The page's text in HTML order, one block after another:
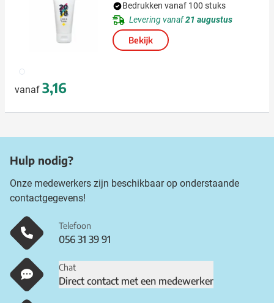
002
vanaf 3,16
Bedrukken vanaf 100 stuks
Levering vanaf21 augustus
Bekijk
Hulp nodig?
Onze medewerkers zijn beschikbaar op onderstaande
contactgegevens!
Telefoon
056 31 39 91
Chat
Direct contact met een medewerker